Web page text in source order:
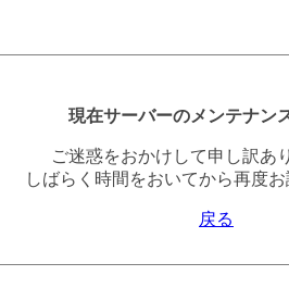
現在サーバーのメンテナン
ご迷惑をおかけして申し訳あ
しばらく時間をおいてから再度お
戻る